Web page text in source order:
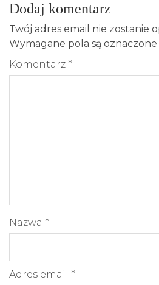
Dodaj komentarz
Twój adres email nie zostanie
Wymagane pola są oznaczone
Komentarz *
Nazwa *
Adres email *